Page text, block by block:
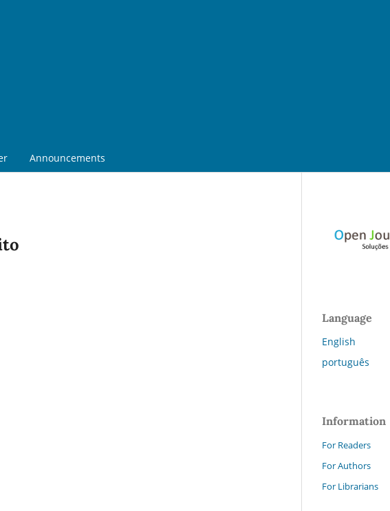
Announcements
Language
English
português
Information
For Readers
For Authors
For Librarians